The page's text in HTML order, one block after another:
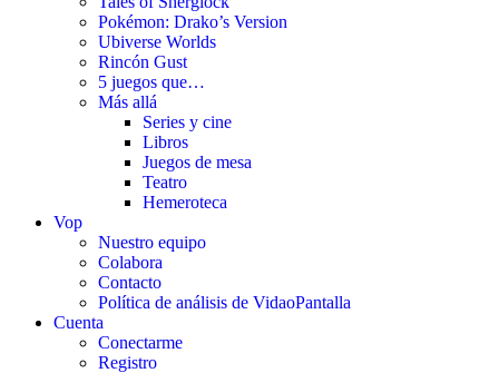
Pokémon: Drako’s Version
Ubiverse Worlds
Rincón Gust
5 juegos que…
Más allá
Series y cine
Libros
Juegos de mesa
Teatro
Hemeroteca
Vop
Nuestro equipo
Colabora
Contacto
Política de análisis de VidaoPantalla
Cuenta
Conectarme
Registro